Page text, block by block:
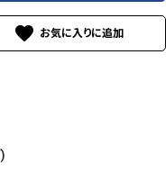
favorite